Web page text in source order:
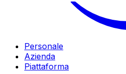
Personale
Azienda
Piattaforma